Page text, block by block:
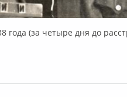
года (за четыре дня до